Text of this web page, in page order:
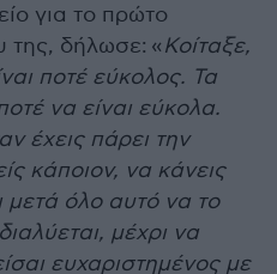
για το πρώτο
της, δήλωσε: «Κοίταξε,
ποτέ εύκολος. Τα
να είναι εύκολα.
έχεις πάρει την
κάποιον, να κάνεις
μετά όλο αυτό να το
μέχρι να
ευχαριστημένος με